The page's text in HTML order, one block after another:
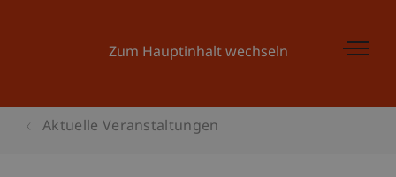
Zum Hauptinhalt wechseln
Aktuelle Veranstaltungen